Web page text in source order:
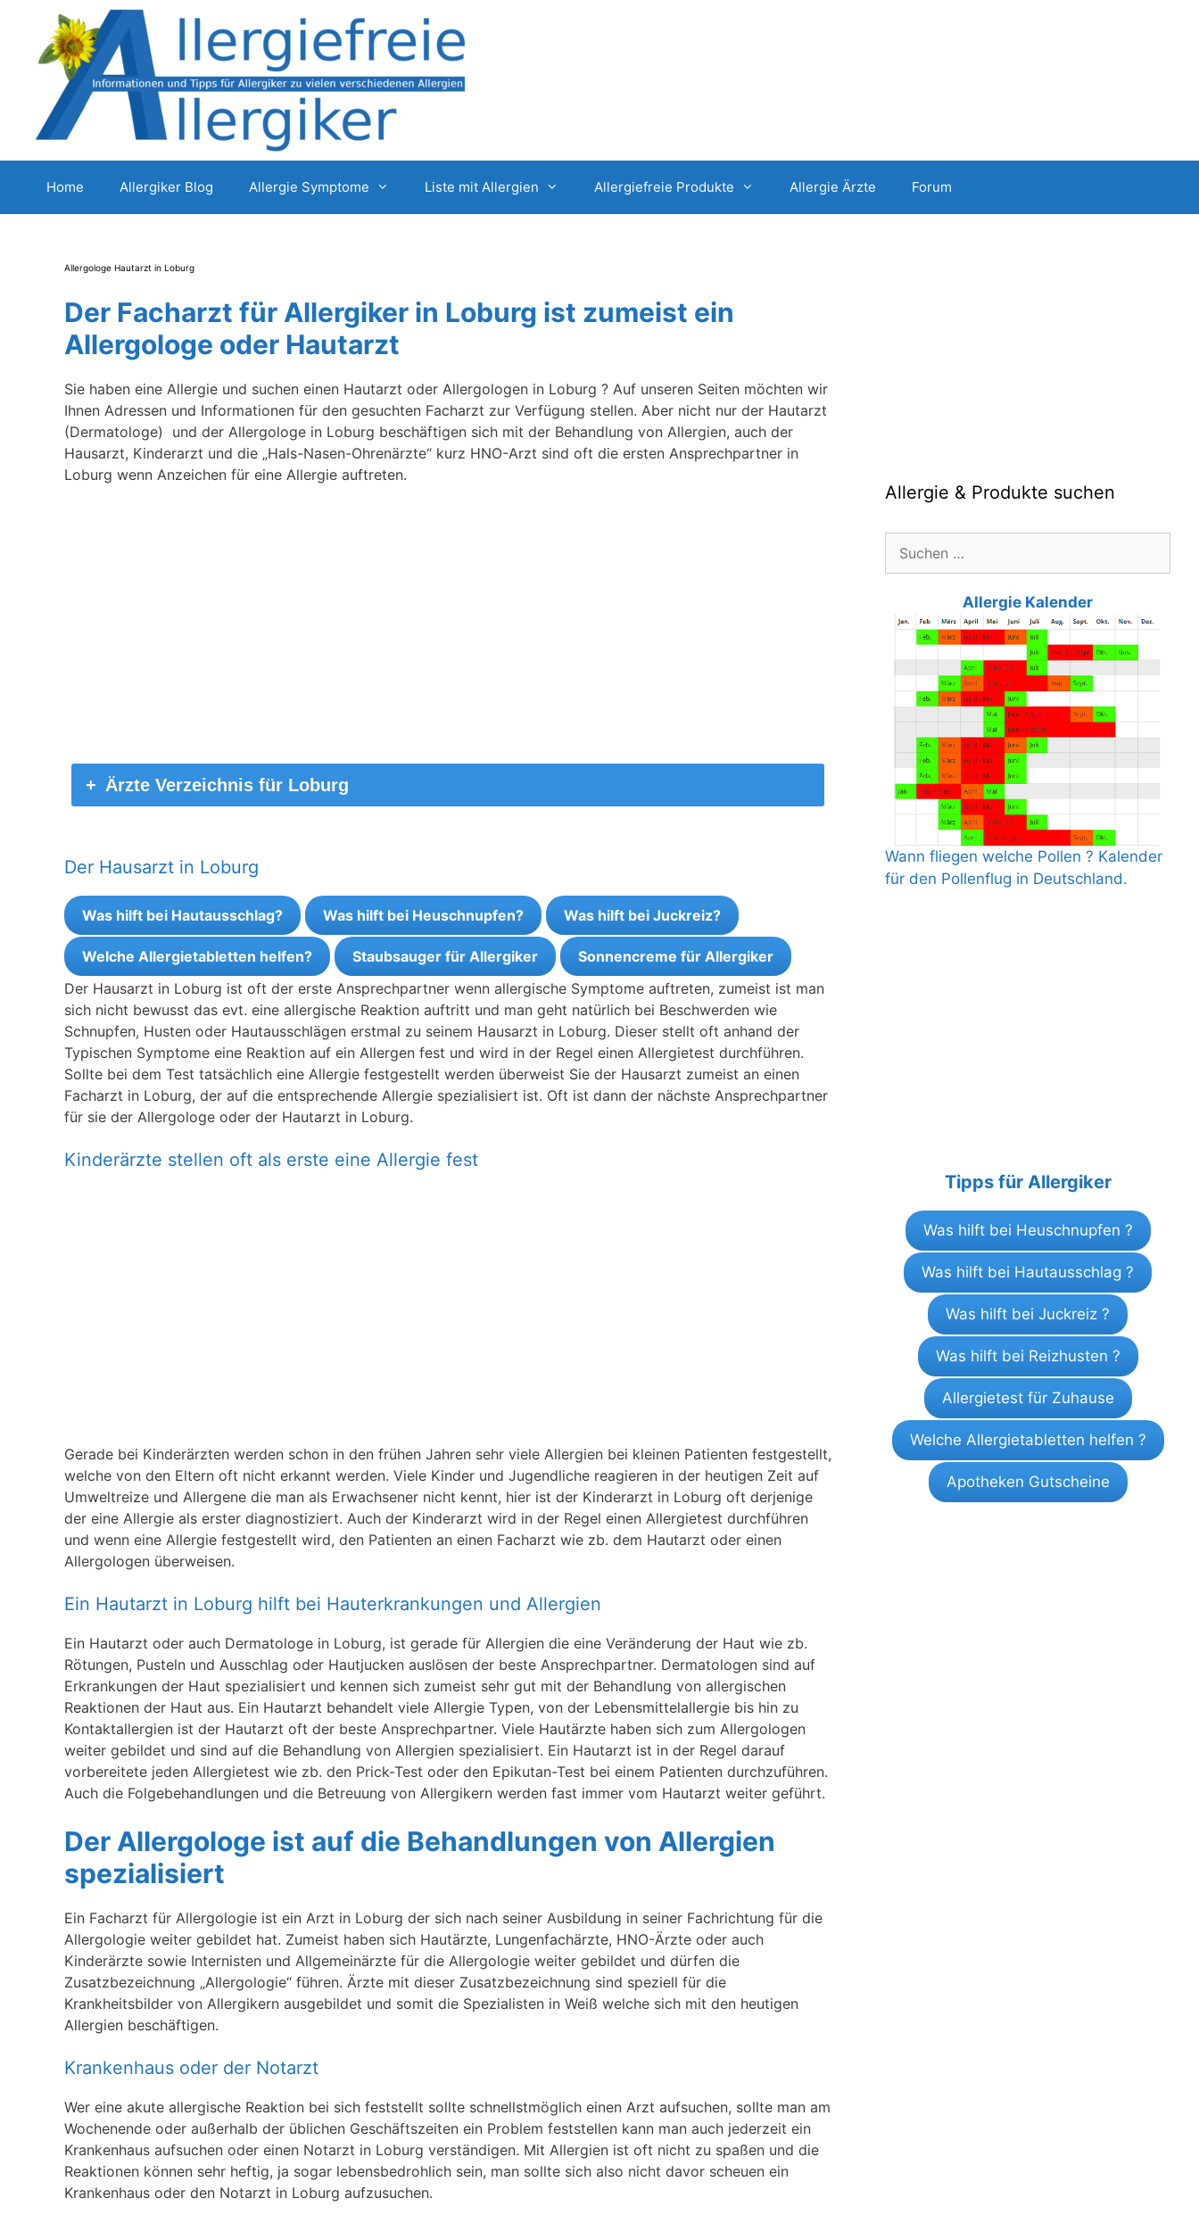
springen
Home Allergiker Blog Allergie Symptome Liste mit Allergien Allergiefreie Produkte Allergie Ärzte Forum
Allergologe Hautarzt in Loburg
Der Facharzt für Allergiker in Loburg ist zumeist ein
Allergologe oder Hautarzt
Sie haben eine Allergie und suchen einen Hautarzt oder Allergologen in Loburg ? Auf unseren Seiten möchten wir
Ihnen Adressen und Informationen für den gesuchten Facharzt zur Verfügung stellen. Aber nicht nur der Hautarzt
(Dermatologe) und der Allergologe in Loburg beschäftigen sich mit der Behandlung von Allergien, auch der
Hausarzt, Kinderarzt und die „Hals-Nasen-Ohrenärzte“ kurz HNO-Arzt sind oft die ersten Ansprechpartner in
Loburg wenn Anzeichen für eine Allergie auftreten.
Ärzte Verzeichnis für Loburg
Der Hausarzt in Loburg
Was hilft bei Hautausschlag? Was hilft bei Heuschnupfen? Was hilft bei Juckreiz?
Welche Allergietabletten helfen? Staubsauger für Allergiker
Sonnencreme für Allergiker
Der Hausarzt in Loburg ist oft der erste Ansprechpartner wenn allergische Symptome auftreten, zumeist ist man
sich nicht bewusst das evt. eine allergische Reaktion auftritt und man geht natürlich bei Beschwerden wie
Schnupfen, Husten oder Hautausschlägen erstmal zu seinem Hausarzt in Loburg. Dieser stellt oft anhand der
Typischen Symptome eine Reaktion auf ein Allergen fest und wird in der Regel einen Allergietest durchführen.
Sollte bei dem Test tatsächlich eine Allergie festgestellt werden überweist Sie der Hausarzt zumeist an einen
Facharzt in Loburg, der auf die entsprechende Allergie spezialisiert ist. Oft ist dann der nächste Ansprechpartner
für sie der Allergologe oder der Hautarzt in Loburg.
Kinderärzte stellen oft als erste eine Allergie fest
Gerade bei Kinderärzten werden schon in den frühen Jahren sehr viele Allergien bei kleinen Patienten festgestellt,
welche von den Eltern oft nicht erkannt werden. Viele Kinder und Jugendliche reagieren in der heutigen Zeit auf
Umweltreize und Allergene die man als Erwachsener nicht kennt, hier ist der Kinderarzt in Loburg oft derjenige
der eine Allergie als erster diagnostiziert. Auch der Kinderarzt wird in der Regel einen Allergietest durchführen
und wenn eine Allergie festgestellt wird, den Patienten an einen Facharzt wie zb. dem Hautarzt oder einen
Allergologen überweisen.
Ein Hautarzt in Loburg hilft bei Hauterkrankungen und Allergien
Ein Hautarzt oder auch Dermatologe in Loburg, ist gerade für Allergien die eine Veränderung der Haut wie zb.
Rötungen, Pusteln und Ausschlag oder Hautjucken auslösen der beste Ansprechpartner. Dermatologen sind auf
Erkrankungen der Haut spezialisiert und kennen sich zumeist sehr gut mit der Behandlung von allergischen
Reaktionen der Haut aus. Ein Hautarzt behandelt viele Allergie Typen, von der Lebensmittelallergie bis hin zu
Kontaktallergien ist der Hautarzt oft der beste Ansprechpartner. Viele Hautärzte haben sich zum Allergologen
weiter gebildet und sind auf die Behandlung von Allergien spezialisiert. Ein Hautarzt ist in der Regel darauf
vorbereitete jeden Allergietest wie zb. den Prick-Test oder den Epikutan-Test bei einem Patienten durchzuführen.
Auch die Folgebehandlungen und die Betreuung von Allergikern werden fast immer vom Hautarzt weiter geführt.
Der Allergologe ist auf die Behandlungen von Allergien
spezialisiert
Ein Facharzt für Allergologie ist ein Arzt in Loburg der sich nach seiner Ausbildung in seiner Fachrichtung für die
Allergologie weiter gebildet hat. Zumeist haben sich Hautärzte, Lungenfachärzte, HNO-Ärzte oder auch
Kinderärzte sowie Internisten und Allgemeinärzte für die Allergologie weiter gebildet und dürfen die
Zusatzbezeichnung „Allergologie“ führen. Ärzte mit dieser Zusatzbezeichnung sind speziell für die
Krankheitsbilder von Allergikern ausgebildet und somit die Spezialisten in Weiß welche sich mit den heutigen
Allergien beschäftigen.
Krankenhaus oder der Notarzt
Wer eine akute allergische Reaktion bei sich feststellt sollte schnellstmöglich einen Arzt aufsuchen, sollte man am
Wochenende oder außerhalb der üblichen Geschäftszeiten ein Problem feststellen kann man auch jederzeit ein
Krankenhaus aufsuchen oder einen Notarzt in Loburg verständigen. Mit Allergien ist oft nicht zu spaßen und die
Reaktionen können sehr heftig, ja sogar lebensbedrohlich sein, man sollte sich also nicht davor scheuen ein
Krankenhaus oder den Notarzt in Loburg aufzusuchen.
Allergie & Produkte suchen
Allergie Kalender
Wann fliegen welche Pollen ? Kalender
für den Pollenflug in Deutschland.
Tipps für Allergiker
Was hilft bei Heuschnupfen ?
Was hilft bei Hautausschlag ?
Was hilft bei Juckreiz ?
Was hilft bei Reizhusten ?
Allergietest für Zuhause
Welche Allergietabletten helfen ?
Apotheken Gutscheine